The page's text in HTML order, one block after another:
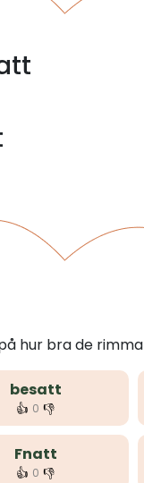
hur bra de
besatt
👍 0 👎
Fnatt
👍 0 👎